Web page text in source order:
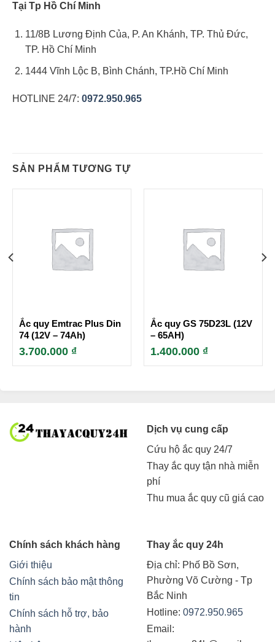
Tại Tp Hồ Chí Minh
11/8B Lương Định Của, P. An Khánh, TP. Thủ Đức,
TP. Hồ Chí Minh
1444 Vĩnh Lộc B, Bình Chánh, TP.Hồ Chí Minh
HOTLINE 24/7: 0972.950.965
SẢN PHẨM TƯƠNG TỰ
Ắc quy Emtrac Plus Din
74 (12V – 74Ah)
3.700.000 ₫
Ắc quy GS 75D23L (12V
– 65AH)
1.400.000 ₫
Dịch vụ cung cấp
Cứu hộ ắc quy 24/7
Thay ắc quy tận nhà miễn
phí
Thu mua ắc quy cũ giá cao
Chính sách khách hàng
Giới thiệu
Chính sách bảo mật thông
tin
Chính sách hỗ trợ, bảo
hành
Thay ắc quy 24h
Địa chỉ: Phố Bồ Sơn,
Phường Võ Cường - Tp
Bắc Ninh
Hotline: 0972.950.965
Email: